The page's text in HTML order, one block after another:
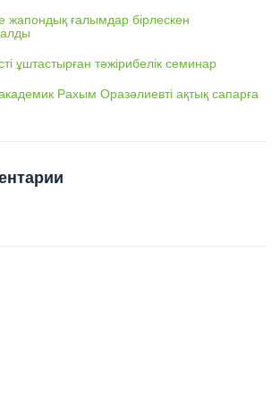
жапондық ғалымдар бірлескен
ұштастырған тәжірибелік семинар
Рахым Оразәлиевті ақтық сапарға